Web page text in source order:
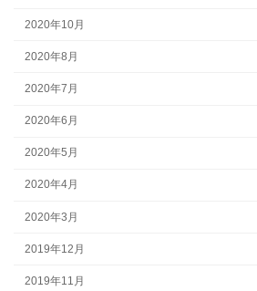
2020年10月
2020年8月
2020年7月
2020年6月
2020年5月
2020年4月
2020年3月
2019年12月
2019年11月